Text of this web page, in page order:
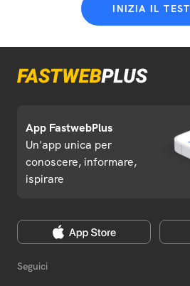
INIZIA IL TEST
App FastwebPlus
Un'app unica per
conoscere, informare,
ispirare
Seguici